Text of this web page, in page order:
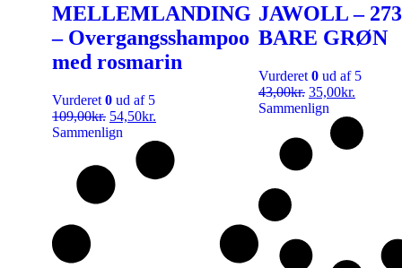
MELLEMLANDING
– Overgangsshampoo
med rosmarin
Vurderet 0 ud af 5
109,00kr. 54,50kr.
Sammenlign
JAWOLL –
BARE GRØN
Vurderet 0 ud af 5
43,00kr. 35,00kr.
Sammenlign